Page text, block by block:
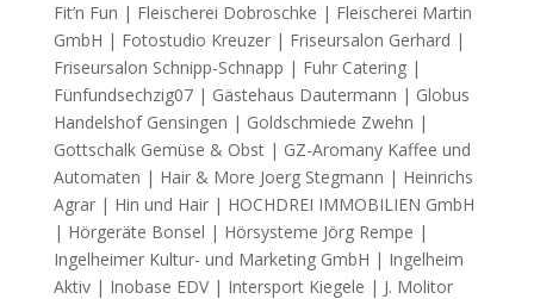
Fit’n Fun | Fleischerei Dobroschke | Fleischerei Martin
GmbH | Fotostudio Kreuzer | Friseursalon Gerhard |
Friseursalon Schnipp-Schnapp | Fuhr Catering |
Fünfundsechzig07 | Gästehaus Dautermann | Globus
Handelshof Gensingen | Goldschmiede Zwehn |
Gottschalk Gemüse & Obst | GZ-Aromany Kaffee und
Automaten | Hair & More Joerg Stegmann | Heinrichs
Agrar | Hin und Hair | HOCHDREI IMMOBILIEN GmbH
| Hörgeräte Bonsel | Hörsysteme Jörg Rempe |
Ingelheimer Kultur- und Marketing GmbH | Ingelheim
Aktiv | Inobase EDV | Intersport Kiegele | J. Molitor